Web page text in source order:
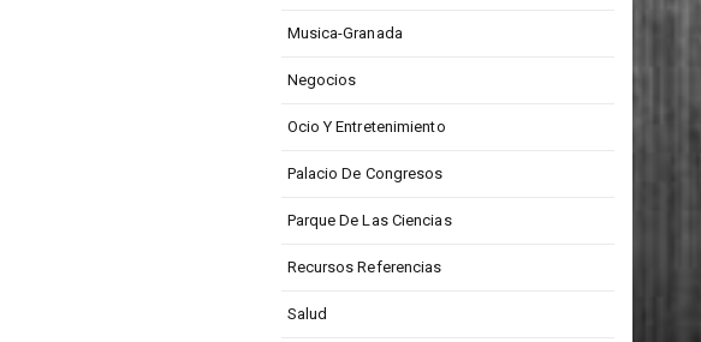
Musica-Granada
Negocios
Ocio Y Entretenimiento
Palacio De Congresos
Parque De Las Ciencias
Recursos Referencias
Salud